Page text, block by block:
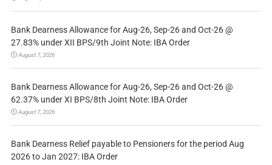
Bank Dearness Allowance for Aug-26, Sep-26 and Oct-26 @
27.83% under XII BPS/9th Joint Note: IBA Order
August 7, 2026
Bank Dearness Allowance for Aug-26, Sep-26 and Oct-26 @
62.37% under XI BPS/8th Joint Note: IBA Order
August 7, 2026
Bank Dearness Relief payable to Pensioners for the period Aug
2026 to Jan 2027: IBA Order